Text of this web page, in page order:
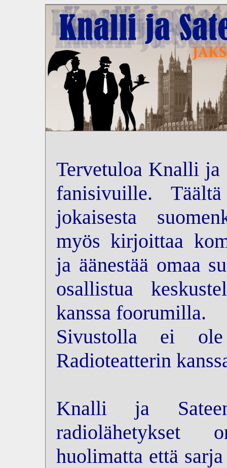
Tervetuloa Knalli ja
fanisivuille.
jokaisesta
myös kirjoittaa
ja äänestää omaa
osallistua
kanssa foorumilla.
Sivustolla ei
Radioteatterin
Knalli ja
radiolähetykset
huolimatta että